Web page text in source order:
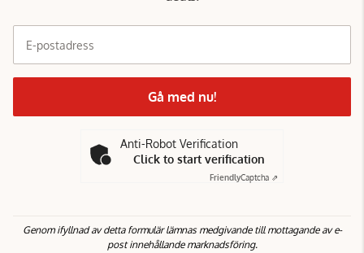
E-postadress
Gå med nu!
Anti-Robot Verification
Click to start verification
FriendlyCaptcha ⇗
Genom ifyllnad av detta formulär lämnas medgivande till mottagande av e-
post innehållande marknadsföring.